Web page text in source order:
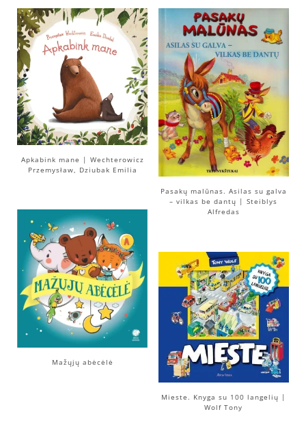
Apkabink mane | Wechterowicz
Przemysław, Dziubak Emilia
Pasakų malūnas. Asilas su galva
– vilkas be dantų | Steiblys
Alfredas
Mažųjų abėcėlė
Mieste. Knyga su 100 langelių |
Wolf Tony